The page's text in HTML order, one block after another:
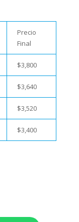
Precio
Final
$3,800
$3,640
$3,520
$3,400